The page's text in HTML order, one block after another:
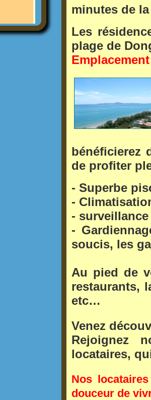
minutes de
Les
plage de
bénéficierez
de profiter
- Superbe
-
-
-
soucis, les
Au pied de
restaurants,
etc…
Venez
Rejoignez
locataires,
Nos
douceur de